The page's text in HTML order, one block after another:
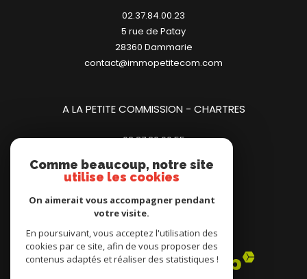
A LA PETITE COMMISSION - CHARTRES
02.37.20.00.55
28000 chartres
02.37.84.00.23
5 rue de Patay
28360
dammarie
contact@immopetitecom.com
Adhérents
Comme beaucoup, notre site
utilise les cookies
On aimerait vous accompagner pendant
votre visite.
En poursuivant, vous acceptez l'utilisation des
cookies par ce site, afin de vous proposer des
contenus adaptés et réaliser des statistiques !